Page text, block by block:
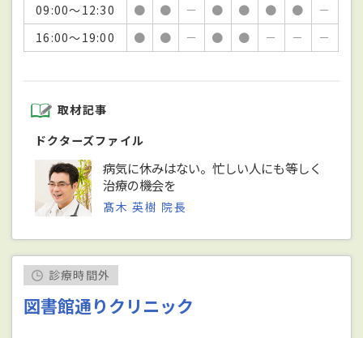
09:00～12:30
● ● － ● ● ● ●
－
16:00～19:00
● ● － ● ● － － －
取材記事
ドクターズファイル
病気に休みはない。忙しい人にも等しく
治療の機会を
髙木 英樹 院長
診療時間外
図書館通りクリニック